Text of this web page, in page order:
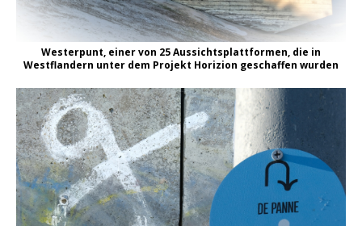
Westerpunt, einer von 25 Aussichtsplattformen, die in
Westflandern unter dem Projekt Horizion geschaffen wurden